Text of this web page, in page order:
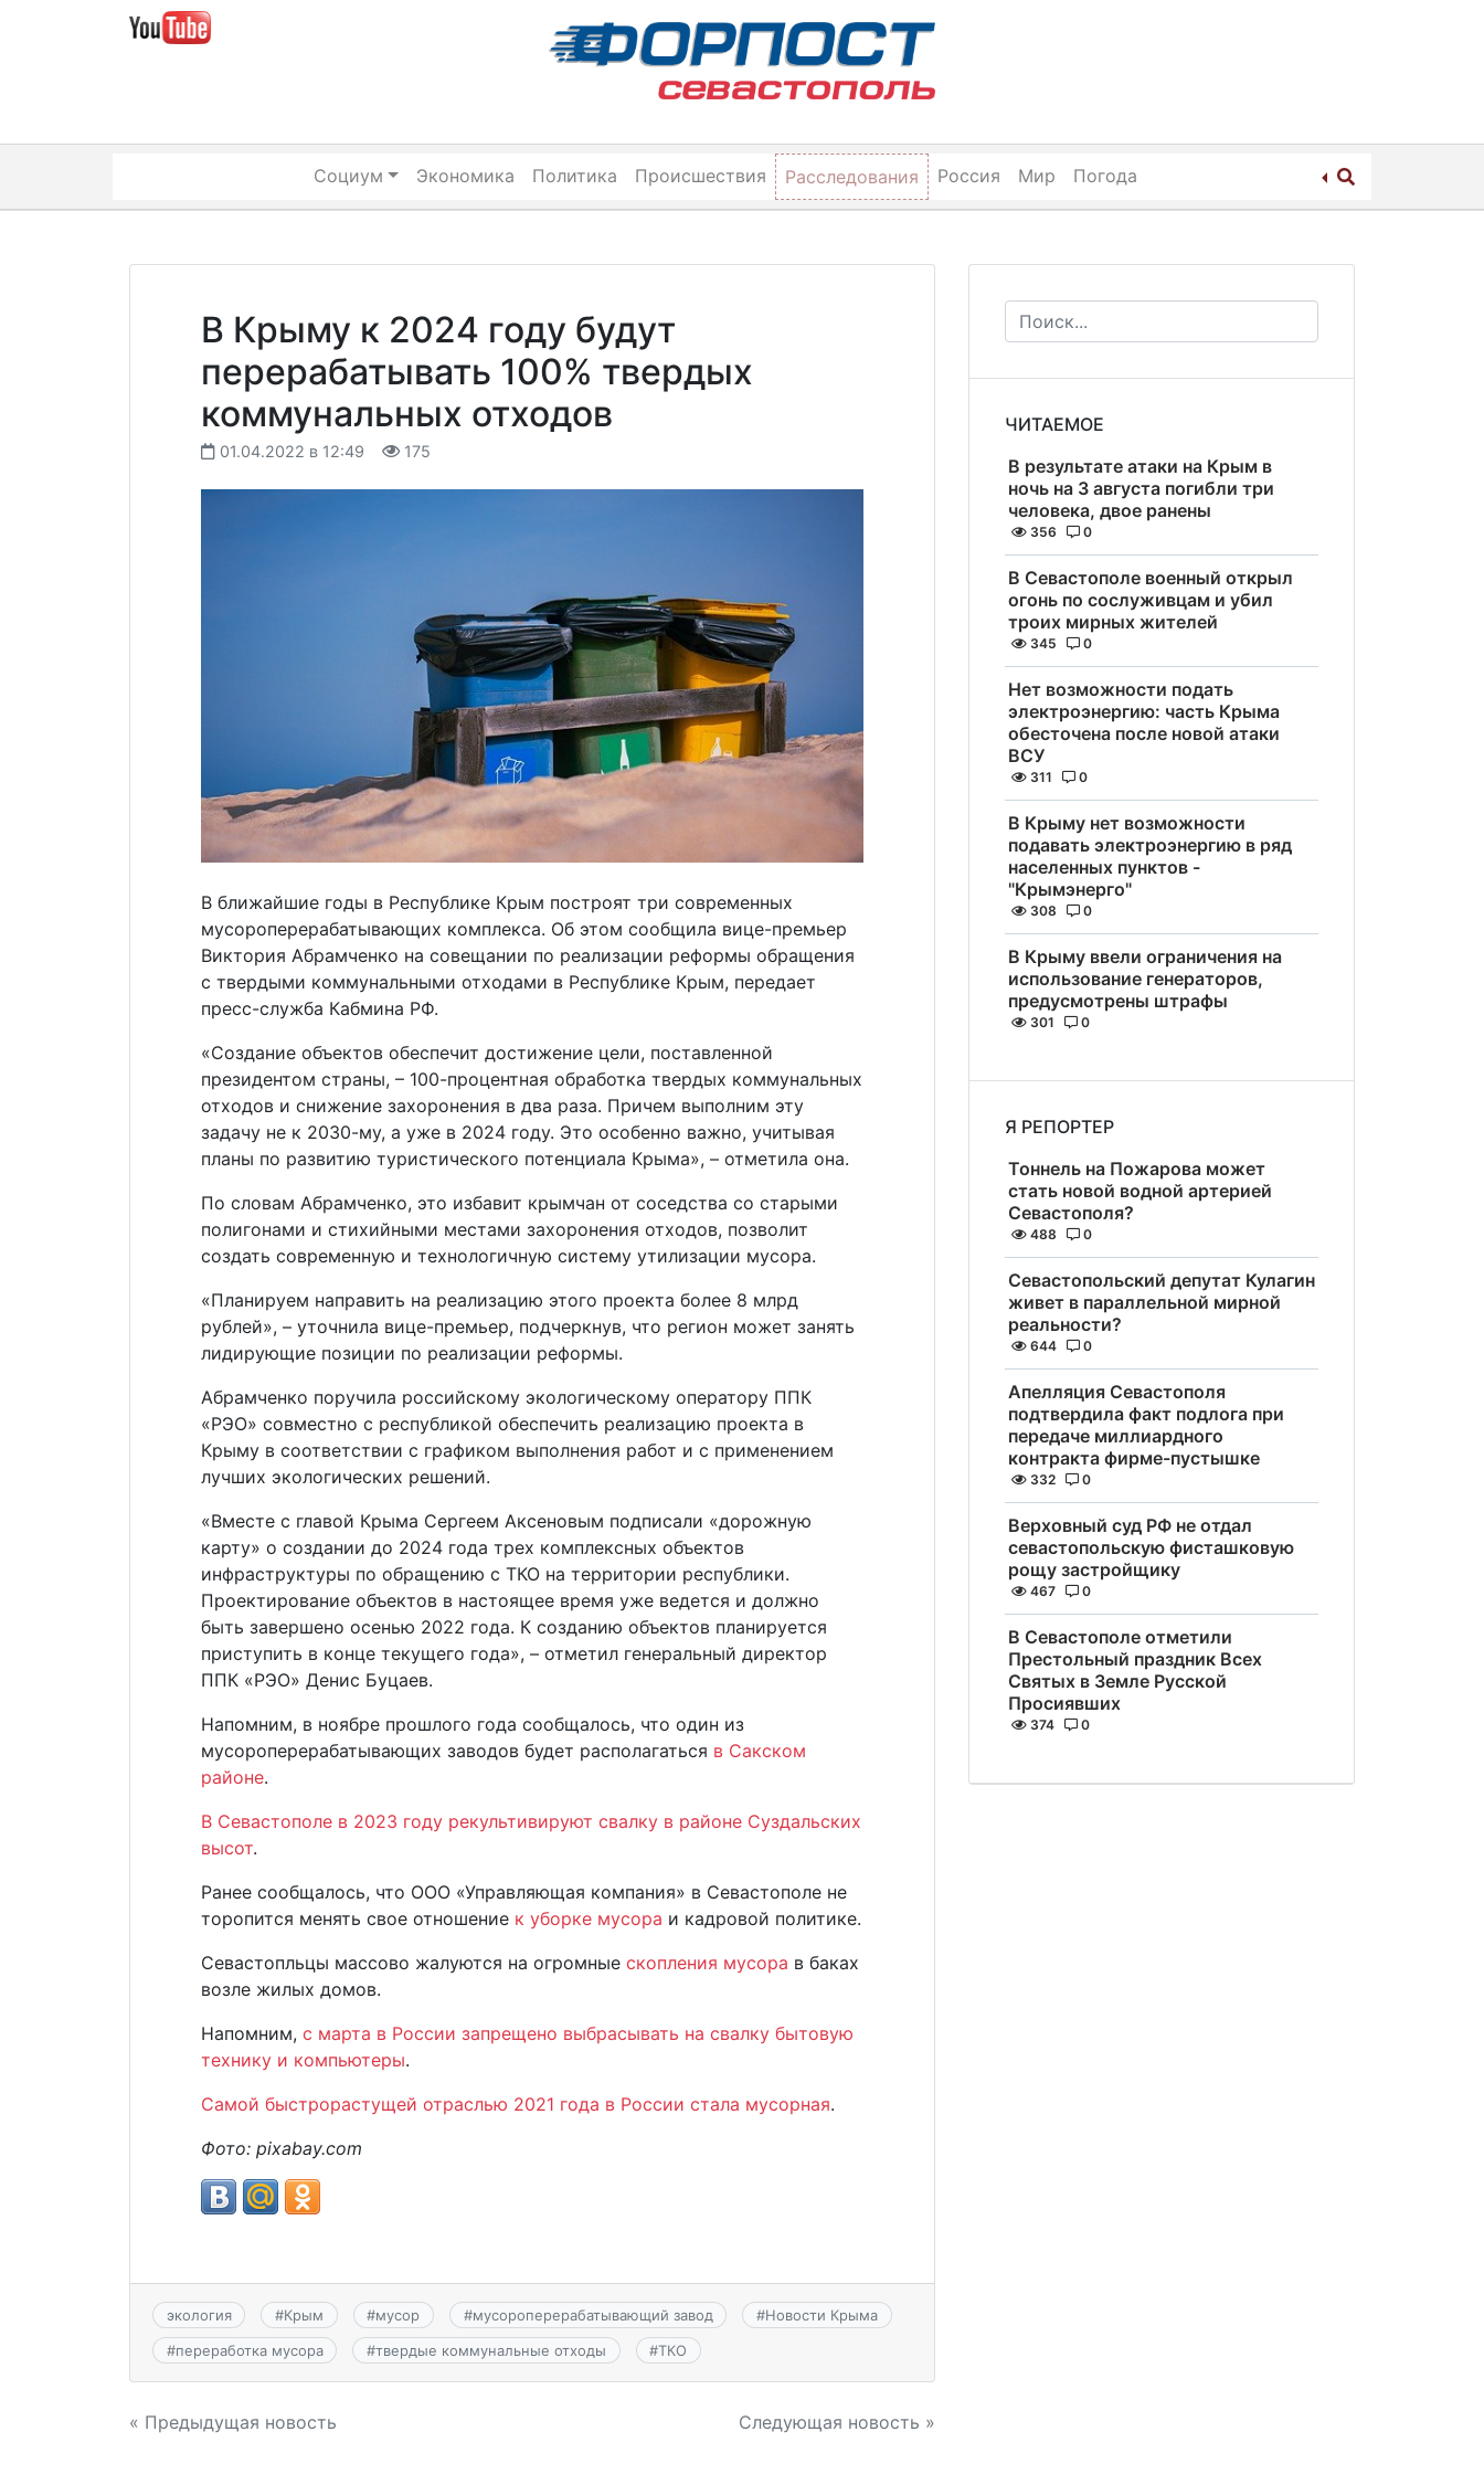
Социум Экономика Политика Происшествия Расследования Россия Мир Погода
В Крыму к 2024 году будут
перерабатывать 100% твердых
коммунальных отходов
01.04.2022 в 12:49 175
В ближайшие годы в Республике Крым построят три современных
мусороперерабатывающих комплекса. Об этом сообщила вице-премьер
Виктория Абрамченко на совещании по реализации реформы обращения
с твердыми коммунальными отходами в Республике Крым, передает
пресс-служба Кабмина РФ.
«Создание объектов обеспечит достижение цели, поставленной
президентом страны, – 100-процентная обработка твердых коммунальных
отходов и снижение захоронения в два раза. Причем выполним эту
задачу не к 2030-му, а уже в 2024 году. Это особенно важно, учитывая
планы по развитию туристического потенциала Крыма», – отметила она.
По словам Абрамченко, это избавит крымчан от соседства со старыми
полигонами и стихийными местами захоронения отходов, позволит
создать современную и технологичную систему утилизации мусора.
«Планируем направить на реализацию этого проекта более 8 млрд
рублей», – уточнила вице-премьер, подчеркнув, что регион может занять
лидирующие позиции по реализации реформы.
Абрамченко поручила российскому экологическому оператору ППК
«РЭО» совместно с республикой обеспечить реализацию проекта в
Крыму в соответствии с графиком выполнения работ и с применением
лучших экологических решений.
«Вместе с главой Крыма Сергеем Аксеновым подписали «дорожную
карту» о создании до 2024 года трех комплексных объектов
инфраструктуры по обращению с ТКО на территории республики.
Проектирование объектов в настоящее время уже ведется и должно
быть завершено осенью 2022 года. К созданию объектов планируется
приступить в конце текущего года», – отметил генеральный директор
ППК «РЭО» Денис Буцаев.
Напомним, в ноябре прошлого года сообщалось, что один из
мусороперерабатывающих заводов будет располагаться в Сакском
районе.
В Севастополе в 2023 году рекультивируют свалку в районе Суздальских
высот.
Ранее сообщалось, что ООО «Управляющая компания» в Севастополе не
торопится менять свое отношение к уборке мусора и кадровой политике.
Севастопльцы массово жалуются на огромные скопления мусора в баках
возле жилых домов.
Напомним, с марта в России запрещено выбрасывать на свалку бытовую
технику и компьютеры.
Самой быстрорастущей отраслью 2021 года в России стала мусорная.
Фото: pixabay.com
экология #Крым #мусор #мусороперерабатывающий завод #Новости Крыма
#переработка мусора #твердые коммунальные отходы #ТКО
Навигация
« Предыдущая новость Следующая новость »
ЧИТАЕМОЕ
В результате атаки на Крым в
ночь на 3 августа погибли три
человека, двое ранены
356 0
В Севастополе военный открыл
огонь по сослуживцам и убил
троих мирных жителей
345 0
Нет возможности подать
электроэнергию: часть Крыма
обесточена после новой атаки
ВСУ
311 0
В Крыму нет возможности
подавать электроэнергию в ряд
населенных пунктов -
"Крымэнерго"
308 0
В Крыму ввели ограничения на
использование генераторов,
предусмотрены штрафы
301 0
Я РЕПОРТЕР
Тоннель на Пожарова может
стать новой водной артерией
Севастополя?
488 0
Севастопольский депутат Кулагин
живет в параллельной мирной
реальности?
644 0
Апелляция Севастополя
подтвердила факт подлога при
передаче миллиардного
контракта фирме-пустышке
332 0
Верховный суд РФ не отдал
севастопольскую фисташковую
рощу застройщику
467 0
В Севастополе отметили
Престольный праздник Всех
Святых в Земле Русской
Просиявших
374 0